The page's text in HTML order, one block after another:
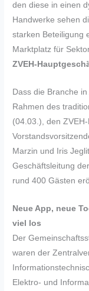
den diese in einen
Handwerke sehen
starken Beteiligung
Marktplatz für
ZVEH-
Dass die Branche
Rahmen des
(04.03.), den
Marzin und Iris
Geschäftsleitung
rund 400 Gästen
Neue App, neue
viel los
Der
waren der
Elektro- und